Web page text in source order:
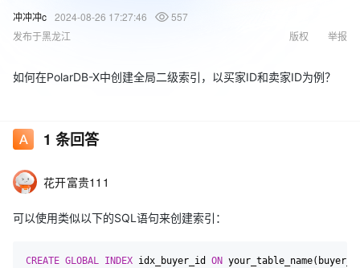
冲冲冲c 2024-08-26 17:27:46
557
发布于黑龙江
举报
版权
如何在PolarDB-X中创建全局二级索引，以买家ID和卖家ID为例？
1 条回答
花开富贵111
可以使用类似以下的SQL语句来创建索引：
CREATE GLOBAL INDEX idx_buyer_id ON